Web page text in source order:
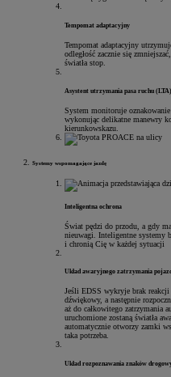
Tempomat adaptacyjny
Tempomat adaptacyjny
odległość zacznie się
światła stop.
Asystent utrzymania pasa ruchu (LTA)
System monitoruje
wykonując delikatne manewry
kierunkowskazu.
Systemy wspomagające jazdę
Inteligentna ochrona
Świat pędzi do przodu, a gdy
nieuwagi. Inteligentne systemy
i chronią Cię w każdej sytuacji
Układ awaryjnego zatrzymania
Jeśli EDSS wykryje brak reakcji
dźwiękowy, a następnie
aż do całkowitego zatrzymania
uruchomione zostaną światła
automatycznie otworzy zamki
taka potrzeba.
Układ rozpoznawania znaków